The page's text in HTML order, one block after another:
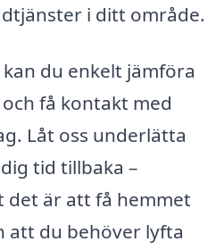
i ditt område.
du enkelt jämföra
få kontakt med
Låt oss underlätta
tid tillbaka –
det är att få hemmet
att du behöver lyfta